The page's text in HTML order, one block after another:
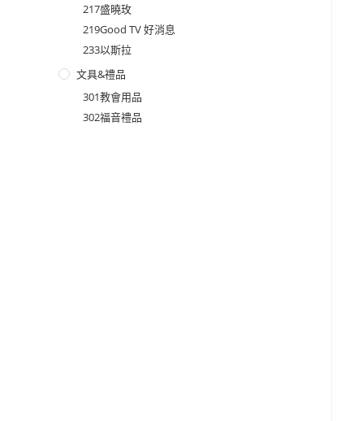
217盛曉玫
219Good TV 好消息
233以斯拉
文具&禮品
301教會用品
302福音禮品